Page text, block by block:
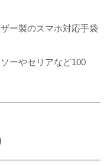
ー製のスマホ対応手袋
ーやセリアなど100